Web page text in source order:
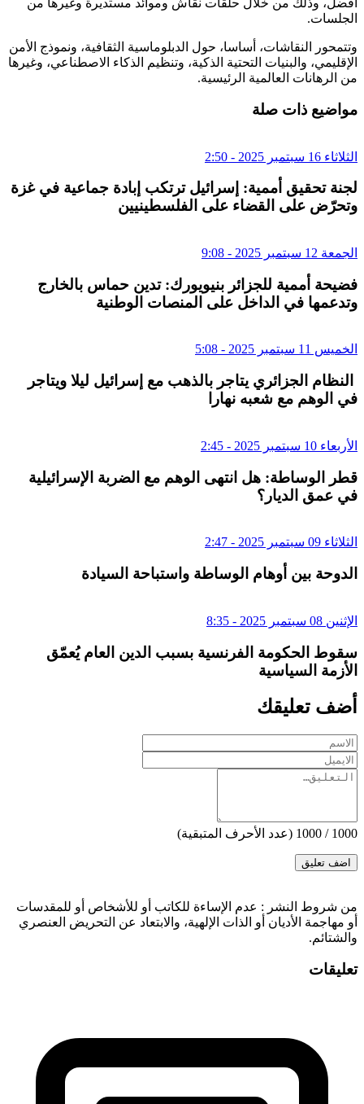
أفضل، وذلك من خلال حلقات نقاش وموائد مستديرة وغيرها من
الجلسات.
وتتمحور النقاشات، أساسا، حول الدبلوماسية الثقافية، ونموذج الأمن
الإقليمي، والبنيات التحتية الذكية، وتنظيم الذكاء الاصطناعي، وغيرها
من الرهانات العالمية الرئيسية.
مواضيع ذات صلة
الثلاثاء 16 سبتمبر 2025 - 2:50
لجنة تحقيق أممية: إسرائيل ترتكب إبادة جماعية في غزة
وتحرّض على القضاء على الفلسطينيين
الجمعة 12 سبتمبر 2025 - 9:08
فضيحة أممية للجزائر بنيويورك: تدين حماس بالخارج
وتدعمها في الداخل على المنصات الوطنية
الخميس 11 سبتمبر 2025 - 5:08
النظام الجزائري يتاجر بالذهب مع إسرائيل ليلا ويتاجر
في الوهم مع شعبه نهارا
الأربعاء 10 سبتمبر 2025 - 2:45
قطر الوساطة: هل انتهى الوهم مع الضربة الإسرائيلية
في عمق الديار؟
الثلاثاء 09 سبتمبر 2025 - 2:47
الدوحة بين أوهام الوساطة واستباحة السيادة
الإثنين 08 سبتمبر 2025 - 8:35
سقوط الحكومة الفرنسية بسبب الدين العام يُعمّق
الأزمة السياسية
أضف تعليقك
1000
/
1000 (عدد الأحرف المتبقية)
‫من شروط النشر : عدم الإساءة للكاتب أو للأشخاص أو للمقدسات
أو مهاجمة الأديان أو الذات الإلهية، والابتعاد عن التحريض العنصري
والشتائم.
تعليقات